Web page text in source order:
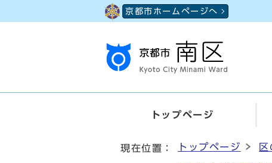
京都市ホームページへ
トップページ
現在位置： トップページ 区